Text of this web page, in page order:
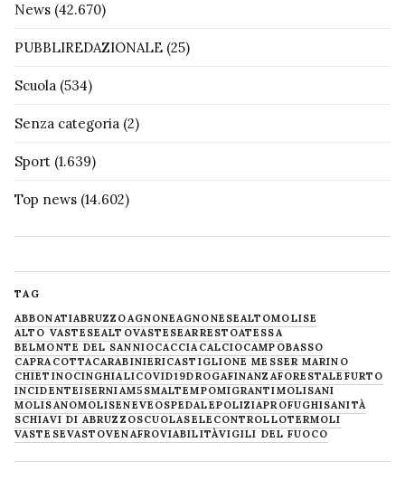
News (42.670)
PUBBLIREDAZIONALE (25)
Scuola (534)
Senza categoria (2)
Sport (1.639)
Top news (14.602)
TAG
ABBONATIABRUZZOAGNONEAGNONESEALTOMOLISE
ALTO VASTESEALTOVASTESEARRESTOATESSA
BELMONTE DEL SANNIOCACCIACALCIOCAMPOBASSO
CAPRACOTTACARABINIERICASTIGLIONE MESSER MARINO
CHIETINOCINGHIALICOVID19DROGAFINANZAFORESTALE FURTO
INCIDENTEISERNIAM5SMALTEMPOMIGRANTIMOLISANI
MOLISANOMOLISENEVE OSPEDALEPOLIZIAPROFUGHISANITÀ
SCHIAVI DI ABRUZZOSCUOLASELECONTROLLOTERMOLI
VASTESEVASTOVENAFROVIABILITÀVIGILI DEL FUOCO